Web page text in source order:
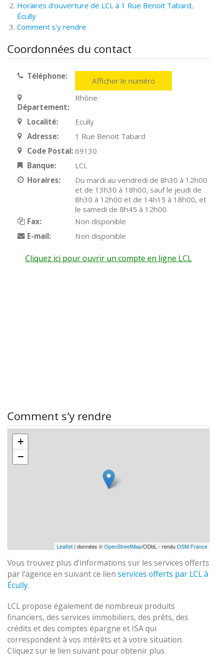
Horaires d'ouverture de LCL à 1 Rue Benoit Tabard,
Écully
Comment s'y rendre
Coordonnées du contact
Téléphone: Afficher le numéro
Département:
Rhône
Localité:
Ecully
Adresse:
1 Rue Benoit Tabard
Code Postal: 69130
Banque:
LCL
Horaires:
Du mardi au vendredi de 8h30 à 12h00
et de 13h30 à 18h00, sauf le jeudi de
8h30 à 12h00 et de 14h15 à 18h00, et
le samedi de 8h45 à 12h00
Fax:
Non disponible
E-mail:
Non disponible
Cliquez ici pour ouvrir un compte en ligne LCL
Comment s'y rendre
+
−
Leaflet | données ©OpenStreetMap/ODbL - renduOSM France
Vous trouvez plus d'informations sur les services offerts
par l'agence en suivant ce lien services offerts par LCL à
Écully.
LCL propose également de nombreux produits
financiers, des services immobiliers, des prêts, des
crédits et des comptes épargne et ISA qui
correspondent à vos intérêts et à votre situation.
Cliquez sur le lien suivant pour obtenir plus